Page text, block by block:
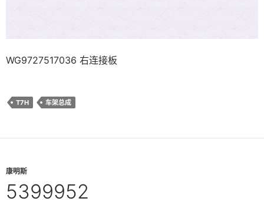
WG9727517036 右连接板
T7H 车架总成
康明斯
5399952